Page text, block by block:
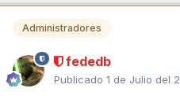
Administradores
fededb
Publicado 1 de Julio del